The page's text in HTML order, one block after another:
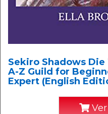
Sekiro Shadows
A-Z Guild for
Expert (English
Ver